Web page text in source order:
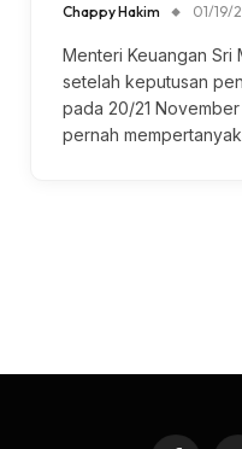
Chappy Hakim 01/19/
Menteri Keuangan Sri
setelah keputusan
pada 20/21
pernah